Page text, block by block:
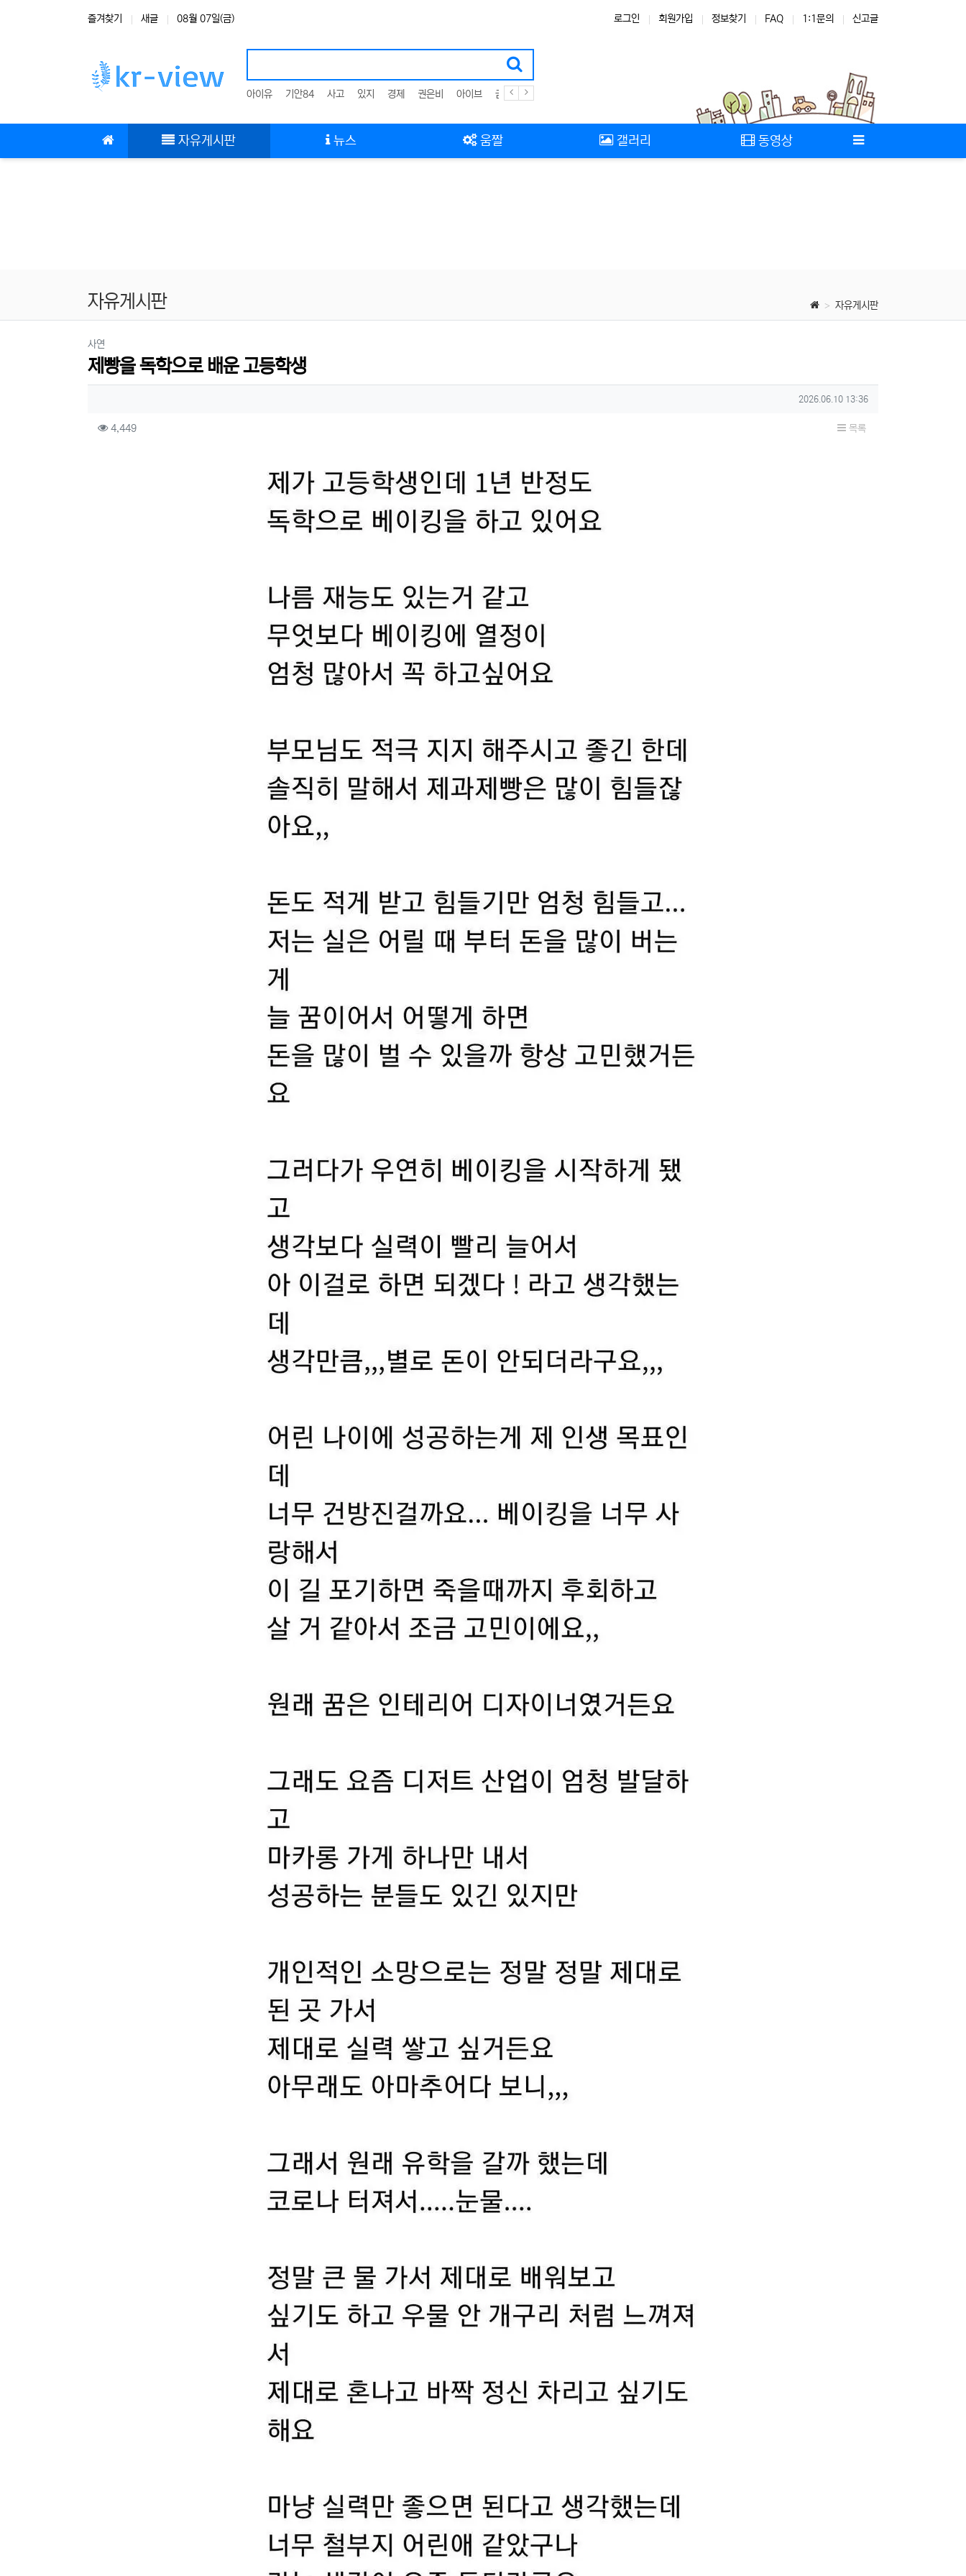
즐겨찾기 새글 08월 07일(금) 로그인 회원가입 정보찾기 FAQ 1:1문의 신고글
아이유 기안84 사고 있지 경제 권은비 아이브 금리
자유게시판 뉴스 움짤 갤러리 동영상
자유게시판 자유게시판
사연
제빵을 독학으로 배운 고등학생
작성일
2026.06.10 13:36
컨텐츠 정보
4,449조회 목록